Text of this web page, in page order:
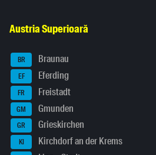
Austria Superioară
BR Braunau
EF Eferding
FR Freistadt
GM Gmunden
GR Grieskirchen
KI Kirchdorf an der Krems